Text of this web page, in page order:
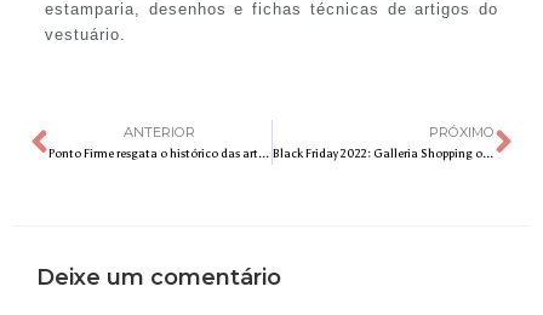
estamparia, desenhos e fichas técnicas de artigos do
vestuário.
ANTERIOR
Ponto Firme resgata o histórico das artes manuais no Brasil no SPFW N54
PRÓXIMO
Black Friday 2022: Galleria Shopping oferece descontos especiais de até 50%
Deixe um comentário